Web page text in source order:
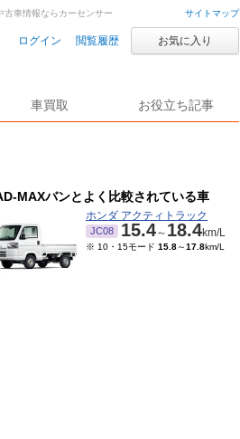
サイトマップ
ログイン 閲覧履歴 お気に入り
車買取 お役立ち記事
車情報ならカーセンサー
MAXバンとよく比較されている車
ホンダ アクティトラック
JC08 15.4～ 18.4km/L
※ 10・15モード 15.8～17.8km/L